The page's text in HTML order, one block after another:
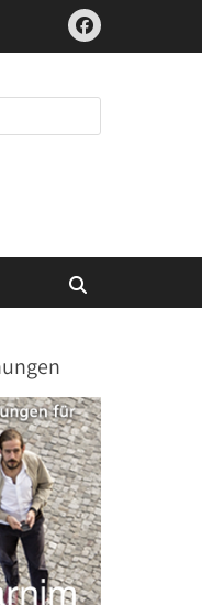
Facebook